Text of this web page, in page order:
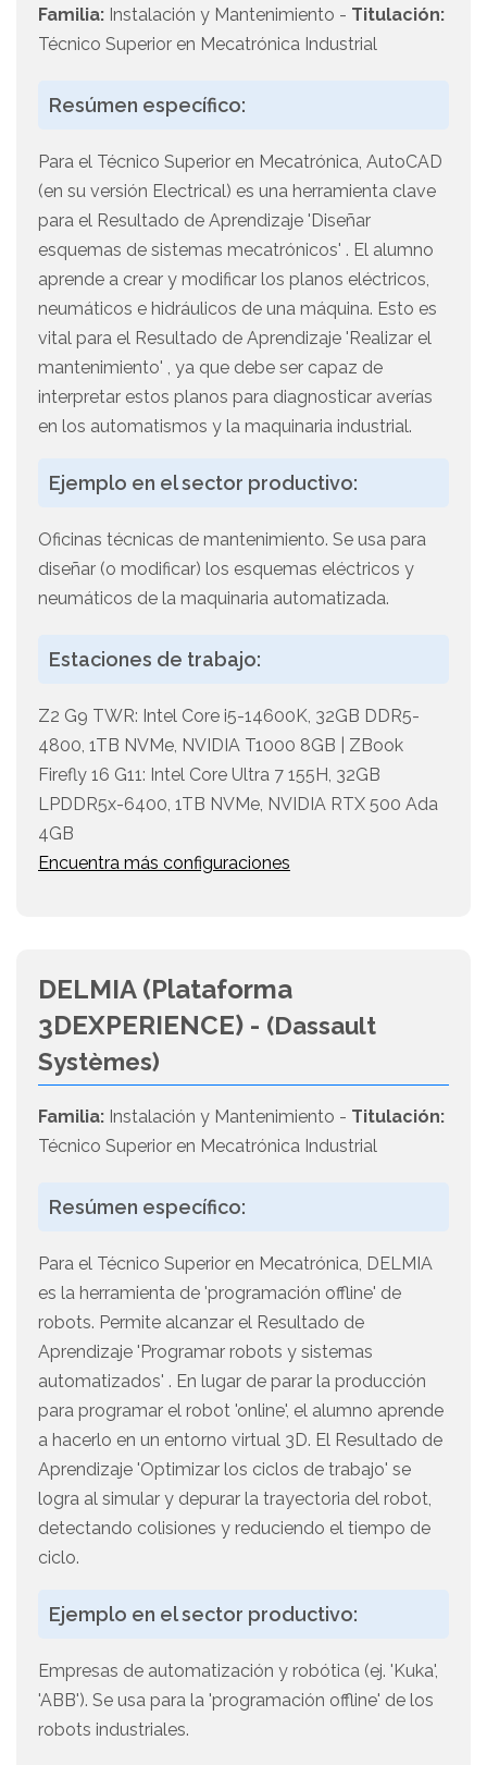
Familia: Instalación y Mantenimiento - Titulación:
Técnico Superior en Mecatrónica Industrial
Resúmen específico:
Para el Técnico Superior en Mecatrónica, AutoCAD
(en su versión Electrical) es una herramienta clave
para el Resultado de Aprendizaje 'Diseñar
esquemas de sistemas mecatrónicos' . El alumno
aprende a crear y modificar los planos eléctricos,
neumáticos e hidráulicos de una máquina. Esto es
vital para el Resultado de Aprendizaje 'Realizar el
mantenimiento' , ya que debe ser capaz de
interpretar estos planos para diagnosticar averías
en los automatismos y la maquinaria industrial.
Ejemplo en el sector productivo:
Oficinas técnicas de mantenimiento. Se usa para
diseñar (o modificar) los esquemas eléctricos y
neumáticos de la maquinaria automatizada.
Estaciones de trabajo:
Z2 G9 TWR: Intel Core i5-14600K, 32GB DDR5-
4800, 1TB NVMe, NVIDIA T1000 8GB | ZBook
Firefly 16 G11: Intel Core Ultra 7 155H, 32GB
LPDDR5x-6400, 1TB NVMe, NVIDIA RTX 500 Ada
4GB
Encuentra más configuraciones
DELMIA (Plataforma
3DEXPERIENCE) - (Dassault
Systèmes)
Familia: Instalación y Mantenimiento - Titulación:
Técnico Superior en Mecatrónica Industrial
Resúmen específico:
Para el Técnico Superior en Mecatrónica, DELMIA
es la herramienta de 'programación offline' de
robots. Permite alcanzar el Resultado de
Aprendizaje 'Programar robots y sistemas
automatizados' . En lugar de parar la producción
para programar el robot 'online', el alumno aprende
a hacerlo en un entorno virtual 3D. El Resultado de
Aprendizaje 'Optimizar los ciclos de trabajo' se
logra al simular y depurar la trayectoria del robot,
detectando colisiones y reduciendo el tiempo de
ciclo.
Ejemplo en el sector productivo:
Empresas de automatización y robótica (ej. 'Kuka',
'ABB'). Se usa para la 'programación offline' de los
robots industriales.